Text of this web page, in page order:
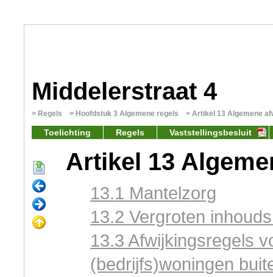
Middelerstraat 4
Regels Hoofdstuk 3 Algemene regels Artikel 13 Algemene
Toelichting Regels Vaststellingsbesluit
Artikel 13
13.1 Mantelzorg
13.2 Vergroten
13.3 Afwijkingsregels
(bedrijfs)woningen